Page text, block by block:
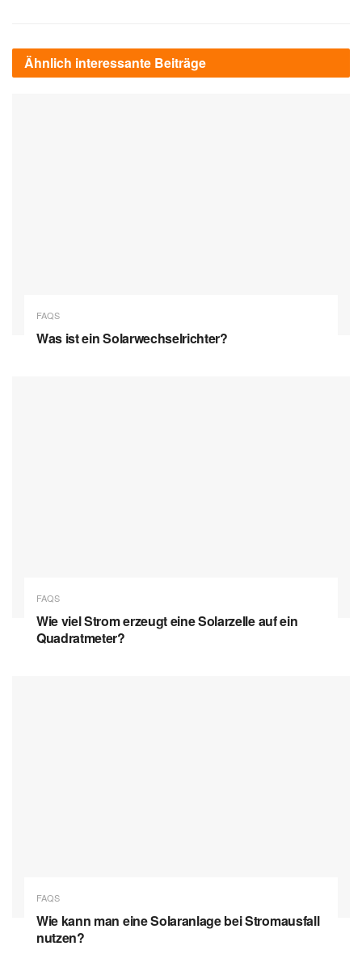
Ähnlich interessante Beiträge
FAQS
Was ist ein Solarwechselrichter?
FAQS
Wie viel Strom erzeugt eine Solarzelle auf ein
Quadratmeter?
FAQS
Wie kann man eine Solaranlage bei Stromausfall
nutzen?